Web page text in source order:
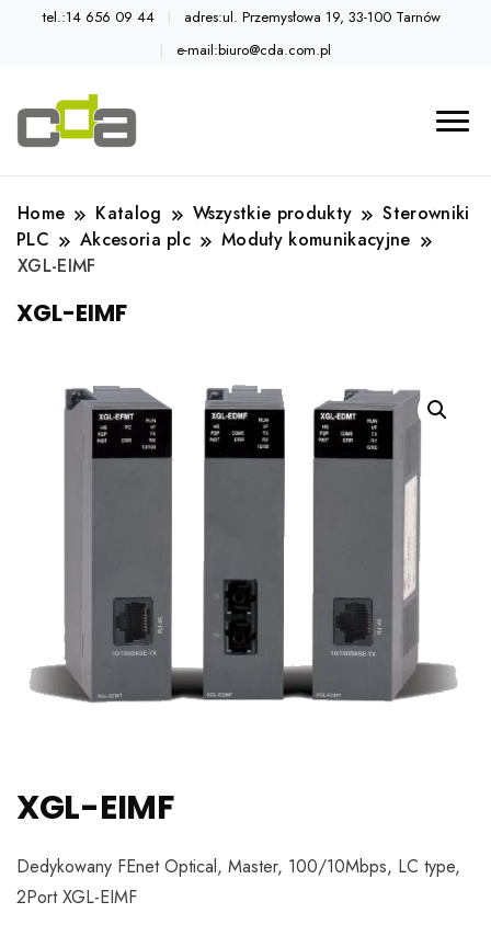
tel.:14 656 09 44
adres:ul. Przemysłowa 19, 33-100 Tarnów
e-mail:biuro@cda.com.pl
Home Katalog Wszystkie produkty
Sterowniki
PLC
Akcesoria plc
Moduły komunikacyjne
XGL-EIMF
XGL-EIMF
XGL-EIMF
Dedykowany FEnet Optical, Master, 100/10Mbps, LC type,
2Port XGL-EIMF